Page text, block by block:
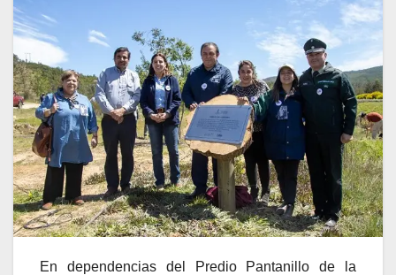
En dependencias del Predio Pantanillo de la